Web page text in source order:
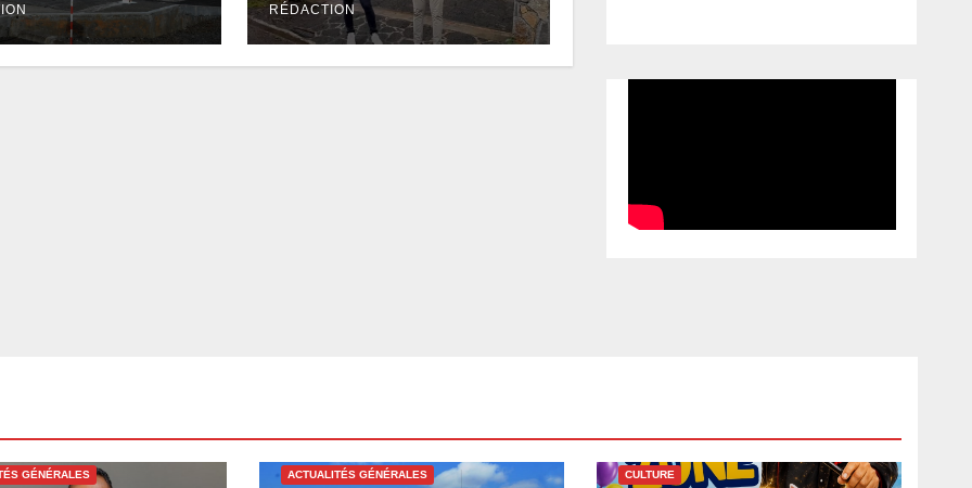
obligatoire des
professionnels
RÉDACTION
GÉNÉRALES ACTUALITÉS GÉNÉRALES CULTURE